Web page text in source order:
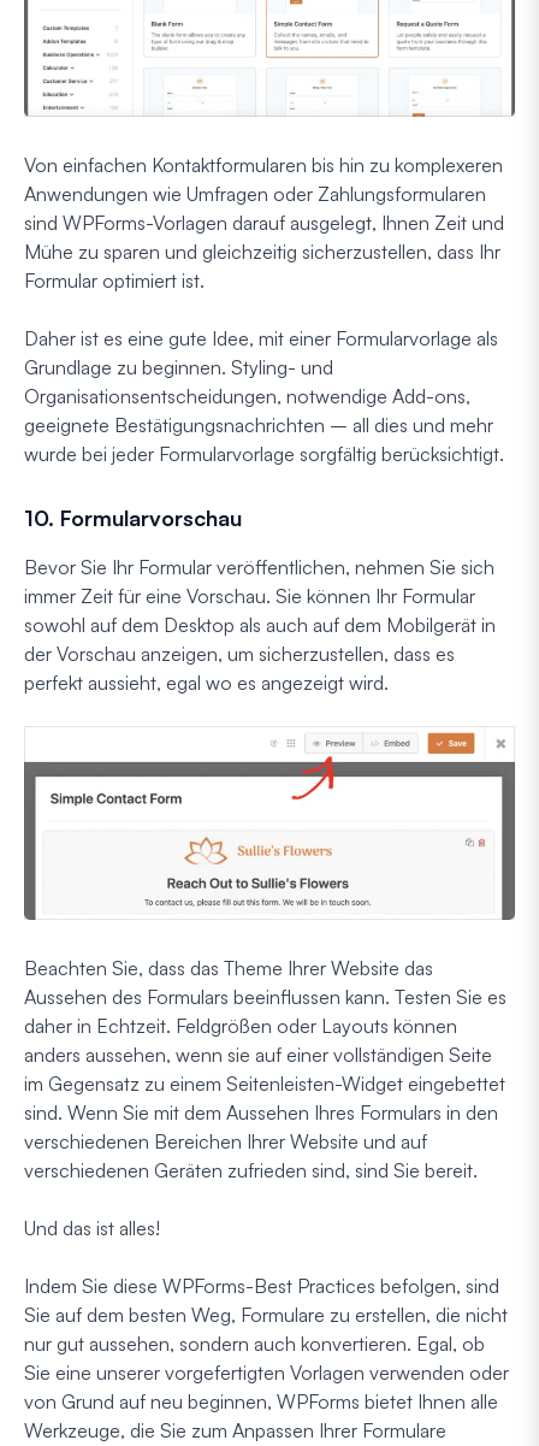
Von einfachen Kontaktformularen bis hin zu komplexeren
Anwendungen wie Umfragen oder Zahlungsformularen
sind WPForms-Vorlagen darauf ausgelegt, Ihnen Zeit und
Mühe zu sparen und gleichzeitig sicherzustellen, dass Ihr
Formular optimiert ist.
Daher ist es eine gute Idee, mit einer Formularvorlage als
Grundlage zu beginnen. Styling- und
Organisationsentscheidungen, notwendige Add-ons,
geeignete Bestätigungsnachrichten – all dies und mehr
wurde bei jeder Formularvorlage sorgfältig berücksichtigt.
10. Formularvorschau
Bevor Sie Ihr Formular veröffentlichen, nehmen Sie sich
immer Zeit für eine Vorschau. Sie können Ihr Formular
sowohl auf dem Desktop als auch auf dem Mobilgerät in
der Vorschau anzeigen, um sicherzustellen, dass es
perfekt aussieht, egal wo es angezeigt wird.
Beachten Sie, dass das Theme Ihrer Website das
Aussehen des Formulars beeinflussen kann. Testen Sie es
daher in Echtzeit. Feldgrößen oder Layouts können
anders aussehen, wenn sie auf einer vollständigen Seite
im Gegensatz zu einem Seitenleisten-Widget eingebettet
sind. Wenn Sie mit dem Aussehen Ihres Formulars in den
verschiedenen Bereichen Ihrer Website und auf
verschiedenen Geräten zufrieden sind, sind Sie bereit.
Und das ist alles!
Indem Sie diese WPForms-Best Practices befolgen, sind
Sie auf dem besten Weg, Formulare zu erstellen, die nicht
nur gut aussehen, sondern auch konvertieren. Egal, ob
Sie eine unserer vorgefertigten Vorlagen verwenden oder
von Grund auf neu beginnen, WPForms bietet Ihnen alle
Werkzeuge, die Sie zum Anpassen Ihrer Formulare